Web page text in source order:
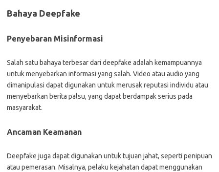
Bahaya Deepfake
Penyebaran Misinformasi
Salah satu bahaya terbesar dari deepfake adalah kemampuannya
untuk menyebarkan informasi yang salah. Video atau audio yang
dimanipulasi dapat digunakan untuk merusak reputasi individu atau
menyebarkan berita palsu, yang dapat berdampak serius pada
masyarakat.
Ancaman Keamanan
Deepfake juga dapat digunakan untuk tujuan jahat, seperti penipuan
atau pemerasan. Misalnya, pelaku kejahatan dapat menggunakan